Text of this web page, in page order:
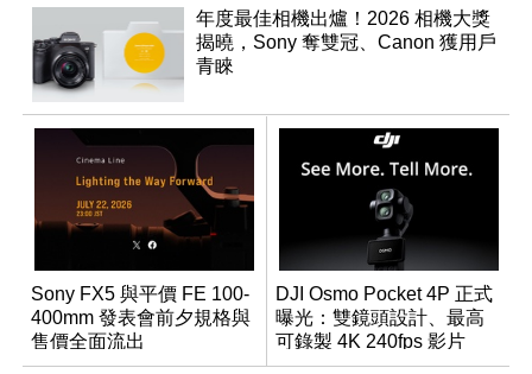
年度最佳相機出爐！2026 相機大獎
揭曉，Sony 奪雙冠、Canon 獲用戶
青睞
Sony FX5 與平價 FE 100-
400mm 發表會前夕規格與
售價全面流出
DJI Osmo Pocket 4P 正式
曝光：雙鏡頭設計、最高
可錄製 4K 240fps 影片